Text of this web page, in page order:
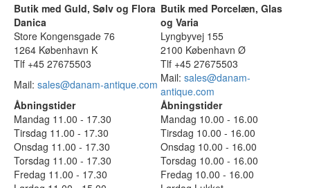
Butik med Guld, Sølv og Flora
Danica
Butik med Porcelæn, Glas
og Varia
Store Kongensgade 76
Lyngbyvej 155
1264 København K
2100 København Ø
Tlf +45 27675503
Tlf +45 27675503
Mail: sales@danam-antique.com Mail: sales@danam-
antique.com
Åbningstider
Åbningstider
Mandag 11.00 - 17.30
Mandag 10.00 - 16.00
Tirsdag 11.00 - 17.30
Tirsdag 10.00 - 16.00
Onsdag 11.00 - 17.30
Onsdag 10.00 - 16.00
Torsdag 11.00 - 17.30
Torsdag 10.00 - 16.00
Fredag 11.00 - 17.30
Fredag 10.00 - 16.00